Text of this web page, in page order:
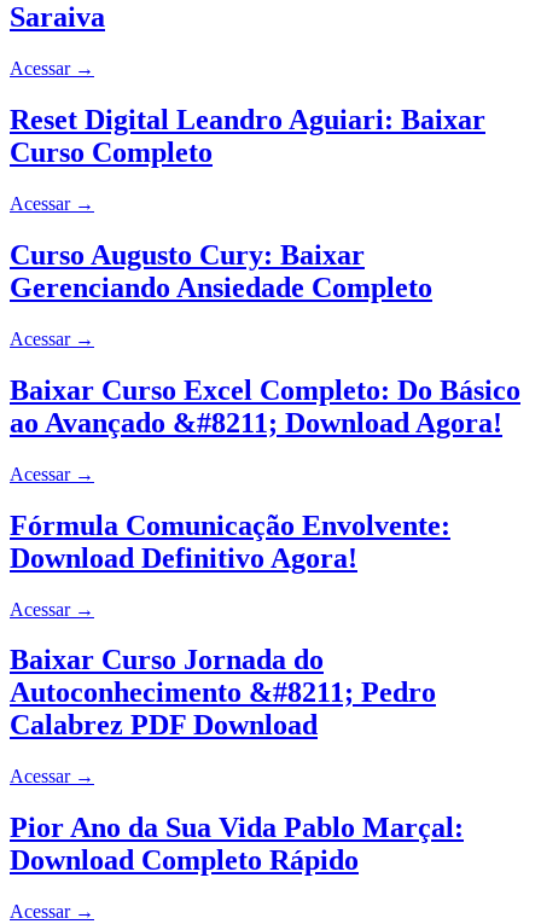
Saraiva
Acessar →
Reset Digital Leandro Aguiari: Baixar
Curso Completo
Acessar →
Curso Augusto Cury: Baixar
Gerenciando Ansiedade Completo
Acessar →
Baixar Curso Excel Completo: Do Básico
ao Avançado &#8211; Download Agora!
Acessar →
Fórmula Comunicação Envolvente:
Download Definitivo Agora!
Acessar →
Baixar Curso Jornada do
Autoconhecimento &#8211; Pedro
Calabrez PDF Download
Acessar →
Pior Ano da Sua Vida Pablo Marçal:
Download Completo Rápido
Acessar →